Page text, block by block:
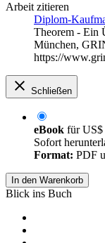
Arbeit zitieren
Diplom-
Theorem - Ein
München,
https://
Schließen
eBook fürUS$
Sofort
Format: PDF
In den Warenkorb
Blick ins Buch